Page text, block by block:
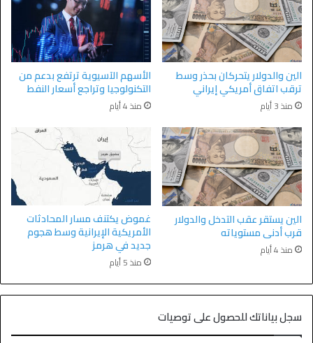
الين والدولار يتحركان بحذر وسط
ترقب اتفاق أمريكي إيراني
منذ 3 أيام
الأسهم الآسيوية ترتفع بدعم من
التكنولوجيا وتراجع أسعار النفط
منذ 4 أيام
الين يستقر عقب التدخل والدولار
قرب أدنى مستوياته
منذ 4 أيام
غموض يكتنف مسار المحادثات
الأمريكية الإيرانية وسط هجوم
جديد في هرمز
منذ 5 أيام
سجل بياناتك للحصول على توصيات